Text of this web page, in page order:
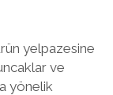
yelpazesine
ve
yönelik